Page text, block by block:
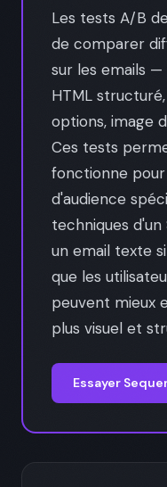
Les tests A/B
de comparer
sur les emails
HTML
options, image
Ces tests
fonctionne
d'audience
techniques
un email texte
que les
peuvent mieux
plus visuel et
Essayer